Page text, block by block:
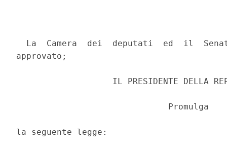
La  Camera  dei  deputati  ed  il
approvato;
IL PRESIDENTE DELLA
                              Promulga
la seguente legge: